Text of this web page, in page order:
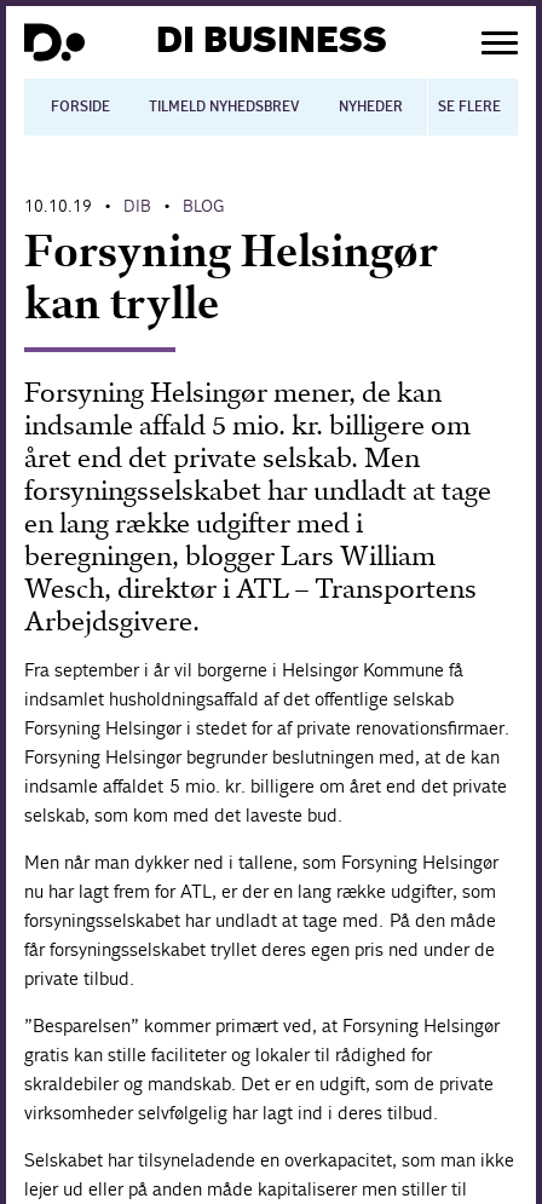
DI BUSINESS
FORSIDE TILMELD NYHEDSBREV NYHEDER BLOGS
SE FLERE
Digitalisering
International økonomi
Arbejdsmiljø
Arbejdsmarkedet
Uddannelse
Europapolitik
Forskning
10.10.19 • DIB • BLOG
Forsyning Helsingør
kan trylle
Forsyning Helsingør mener, de kan
indsamle affald 5 mio. kr. billigere om
året end det private selskab. Men
forsyningsselskabet har undladt at tage
en lang række udgifter med i
beregningen, blogger Lars William
Wesch, direktør i ATL – Transportens
Arbejdsgivere.
Fra september i år vil borgerne i Helsingør Kommune få
indsamlet husholdningsaffald af det offentlige selskab
Forsyning Helsingør i stedet for af private renovationsfirmaer.
Forsyning Helsingør begrunder beslutningen med, at de kan
indsamle affaldet 5 mio. kr. billigere om året end det private
selskab, som kom med det laveste bud.
Men når man dykker ned i tallene, som Forsyning Helsingør
nu har lagt frem for ATL, er der en lang række udgifter, som
forsyningsselskabet har undladt at tage med. På den måde
får forsyningsselskabet tryllet deres egen pris ned under de
private tilbud.
”Besparelsen” kommer primært ved, at Forsyning Helsingør
gratis kan stille faciliteter og lokaler til rådighed for
skraldebiler og mandskab. Det er en udgift, som de private
virksomheder selvfølgelig har lagt ind i deres tilbud.
Selskabet har tilsyneladende en overkapacitet, som man ikke
lejer ud eller på anden måde kapitaliserer men stiller til